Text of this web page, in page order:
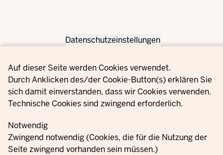
Privacy settings
Datenschutzeinstellungen
Auf dieser Seite werden Cookies verwendet.
Durch Anklicken des/der Cookie-Button(s) erklären Sie
sich damit einverstanden, dass wir Cookies verwenden.
Technische Cookies sind zwingend erforderlich.
Notwendig
Zwingend notwendig (Cookies, die für die Nutzung der
Seite zwingend vorhanden sein müssen.)